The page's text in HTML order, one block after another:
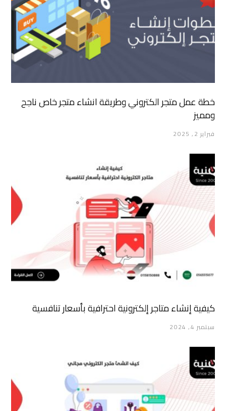
خطة عمل متجر الكتروني وطريقة انشاء متجر خاص ناجح
ومميز
فبراير 2, 2025
كيفية إنشاء متاجر إلكترونية احترافية بأسعار تنافسية
سبتمبر 4, 2024